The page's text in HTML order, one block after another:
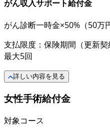
がん収入サポート給付金
がん診断一時金×50% （50万
支払限度：保険期間（更新
最大5回
詳しい内容を見る
女性手術給付金
対象コース